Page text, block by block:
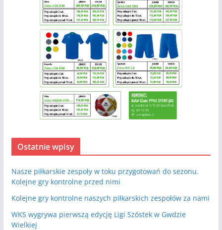
Ostatnie wpisy
Nasze piłkarskie zespoły w toku przygotowań do sezonu.
Kolejne gry kontrolne przed nimi
Kolejne gry kontrolne naszych piłkarskich zespołów za nami
WKS wygrywa pierwszą edycję Ligi Szóstek w Gwdzie
Wielkiej